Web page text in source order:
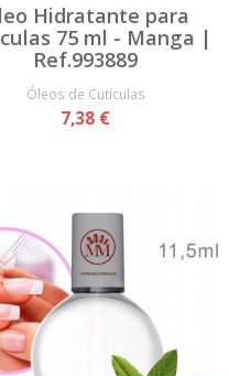
Hidratante para
75 ml - Manga |
Ref.993889
Óleos de Cutículas
7,38 €